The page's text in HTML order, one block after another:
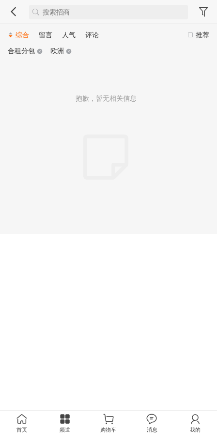
推荐
综合 留言 人气
评论
合租分包
欧洲
抱歉，暂无相关信息
首页 频道 购物车 消息 我的